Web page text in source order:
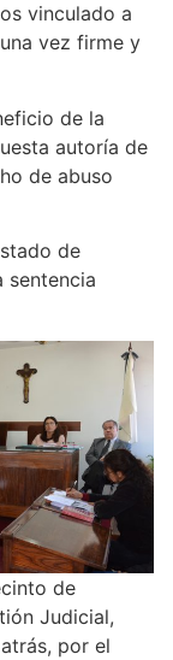
vinculado a
vez firme y
de la
autoría de
de abuso
de
sentencia
de
Judicial,
por el